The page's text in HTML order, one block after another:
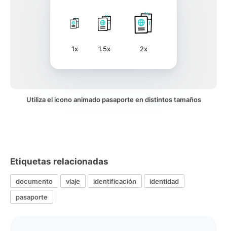
1x 1.5x 2x
Utiliza el icono animado pasaporte en distintos tamaños
Etiquetas relacionadas
documento viaje identificación
identidad
pasaporte